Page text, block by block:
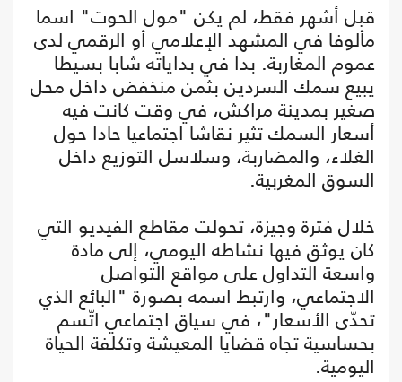
قبل أشهر فقط، لم يكن "مول الحوت" اسما
مألوفا في المشهد الإعلامي أو الرقمي لدى
عموم المغاربة. بدا في بداياته شابا بسيطا
يبيع سمك السردين بثمن منخفض داخل محل
صغير بمدينة مراكش، في وقت كانت فيه
أسعار السمك تثير نقاشا اجتماعيا حادا حول
الغلاء، والمضاربة، وسلاسل التوزيع داخل
السوق المغربية.
خلال فترة وجيزة، تحولت مقاطع الفيديو التي
كان يوثق فيها نشاطه اليومي، إلى مادة
واسعة التداول على مواقع التواصل
الاجتماعي، وارتبط اسمه بصورة "البائع الذي
تحدّى الأسعار"، في سياق اجتماعي اتّسم
بحساسية تجاه قضايا المعيشة وتكلفة الحياة
اليومية.